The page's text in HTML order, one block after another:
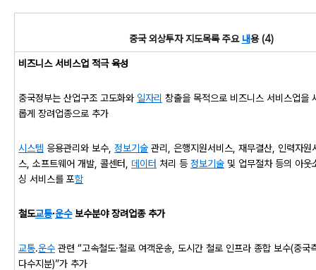
중국 외상투자 지도목록 주요 내용 (4)
비즈니스 서비스업 적극 육성
중국정부는 산업구조 고도화와 일자리 창출을 목적으로 비즈니스 서비스업을
롭게 장려업종으로 추가
시스템 응용관리와 보수, 정보기술 관리, 은행지원서비스, 재무결산, 인력자원
스, 소프트웨어 개발, 콜센터, 데이터 처리 등 정보기술 및 업무절차 등의 아웃
싱 서비스를 포함
철도교통·운수보수분야 장려업종 추가
교통․운수 관련 “고속철도·철로 여객운송, 도시간 철로 인프라 종합 보수(중국
다수지분)”가 추가